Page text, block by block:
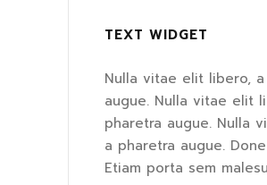
TEXT WIDGET
Nulla vitae elit libero,
augue. Nulla vitae elit
pharetra augue. Nulla
a pharetra augue.
Etiam porta sem